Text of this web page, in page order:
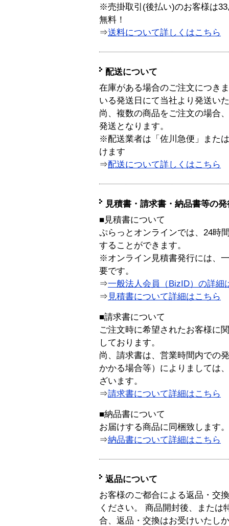
※売掛取引(後払い)のお客様は
無料！
⇒送料について詳しくはこちら
配送について
在庫がある場合のご注文につき
いる発送日にて当社より発送い
尚、複数の商品をご注文の場合
発送となります。
※配送業者は「佐川急便」また
けます
⇒配送について詳しくはこちら
見積書・請求書・納品書等の
■見積書について
ぷらっとオンラインでは、24時
することができます。
※オンライン見積書発行には、
要です。
⇒一般法人会員（BizID）の詳細
⇒ 見積書について詳細はこちら
■請求書について
ご注文時に希望されたお客様に
しております。
尚、請求書は、営業時間内での
かかる場合等）によりましては
ざいます。
⇒請求書について詳細はこちら
■納品書について
お届けする商品に同梱致します。
⇒納品書について詳細はこちら
返品について
お客様のご都合による返品・交
ください。 商品開封後、または
合、返品・交換はお受けいたし